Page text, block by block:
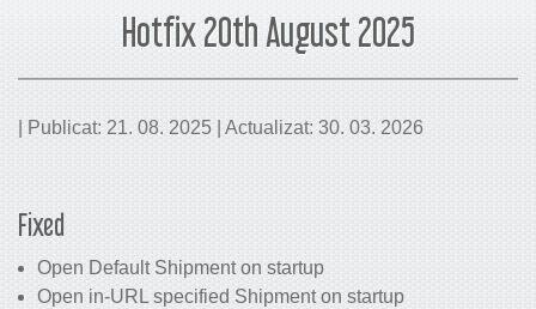
Hotfix 20th August 2025
| Publicat: 21. 08. 2025 | Actualizat: 30. 03. 2026
Fixed
Open Default Shipment on startup
Open in-URL specified Shipment on startup